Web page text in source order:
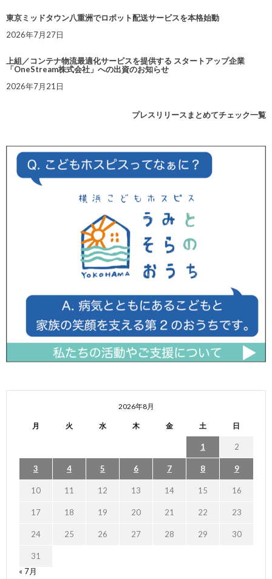
東京ミッドタウン八重洲でロボット配送サービスを本格始動
2026年7月27日
上組／コンテナ物流最適化サービスを提供する スタートアップ企業
「OneStream株式会社」への出資のお知らせ
2026年7月21日
プレスリリースまとめてチェック一覧
2026年8月
月 火 水 木 金 土 日
1 2
3 4 5 6 7 8 9
10 11 12 13 14 15 16
17 18 19 20 21 22 23
24 25 26 27 28 29 30
31
« 7月